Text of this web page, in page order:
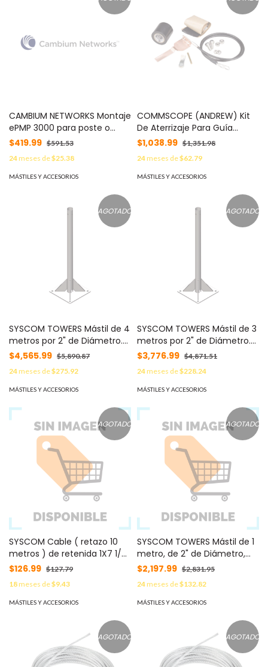
CAMBIUM NETWORKS Montaje
ePMP 3000 para poste o
pared, incluye 4 tornillos y 2
abrazaderas metalicas MOD:
N000900L060A
$419.99 $591.53
24meses de$25.38
MÁSTILES Y ACCESORIOS
COMMSCOPE (ANDREW) Kit
De Aterrizaje Para Guía
Elíptica 43 204989-10
$1,038.99 $1,351.98
24meses de$62.79
MÁSTILES Y ACCESORIOS
AGOTADO
SYSCOM TOWERS Mástil de 4
metros por 2" de Diámetro.
Galvanizado por Inmersión
en Caliente. MOD: SBMPR4M
$4,565.99 $5,890.87
24meses de$275.92
MÁSTILES Y ACCESORIOS
AGOTADO
SYSCOM TOWERS Mástil de 3
metros por 2" de Diámetro.
Galvanizado por Inmersión
en Caliente. MOD: SBMPR3M
$3,776.99 $4,871.51
24meses de$228.24
MÁSTILES Y ACCESORIOS
AGOTADO
SYSCOM Cable ( retazo 10
metros ) de retenida 1X7 1/8"
alta resistencia galvanizado
clase A MOD: SRET-
318*10MTS
$126.99 $127.79
18meses de$9.43
MÁSTILES Y ACCESORIOS
AGOTADO
SYSCOM TOWERS Mástil de 1
metro, de 2" de Diámetro,
con Opresor, Base Soldada .
Galvanizado por Inmersión
en Caliente. MOD: SBMPR1M
$2,197.99 $2,831.95
24meses de$132.82
MÁSTILES Y ACCESORIOS
AGOTADO AGOTADO